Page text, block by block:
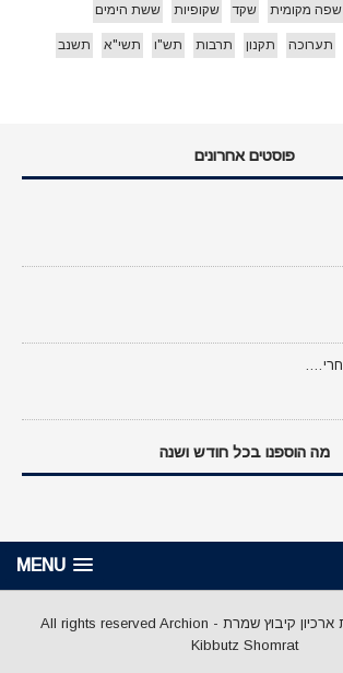
שפה מקומית שקד שקופיות ששת הימים
תערוכה תקנון תרבות תש"ו תשי"א תשנב
פוסטים אחרונים
מה הוספנו בכל חודש ושנה
MENU
כל הזכויות שמורות ארכיון קיבוץ שמרת - All rights reserved Archion
Kibbutz Shomrat